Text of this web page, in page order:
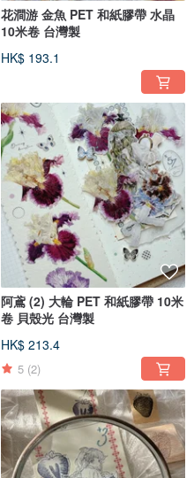
花澗游 金魚 PET 和紙膠帶 水晶
10米卷 台灣製
HK$ 193.1
阿鳶 (2) 大輪 PET 和紙膠帶 10米
卷 貝殼光 台灣製
HK$ 213.4
5 (2)